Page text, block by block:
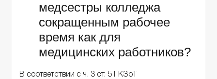
медсестры колледжа
сокращенным рабочее
время как для
медицинских работников?
В соответствии с ч. 3 ст. 51 КЗоТ